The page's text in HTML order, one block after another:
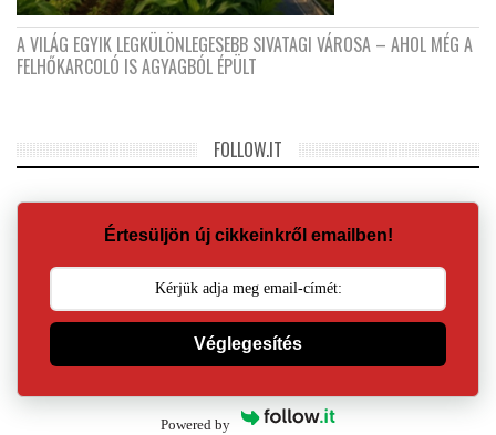
A VILÁG EGYIK LEGKÜLÖNLEGESEBB SIVATAGI VÁROSA – AHOL MÉG A
FELHŐKARCOLÓ IS AGYAGBÓL ÉPÜLT
FOLLOW.IT
Értesüljön új cikkeinkről emailben!
Véglegesítés
Powered by